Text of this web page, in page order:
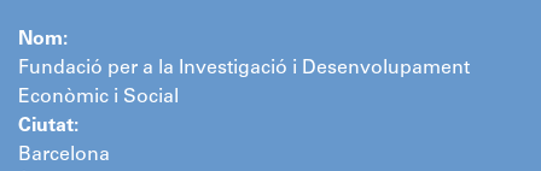
Nom:
Fundació per a la Investigació i Desenvolupament
Econòmic i Social
Ciutat:
Barcelona